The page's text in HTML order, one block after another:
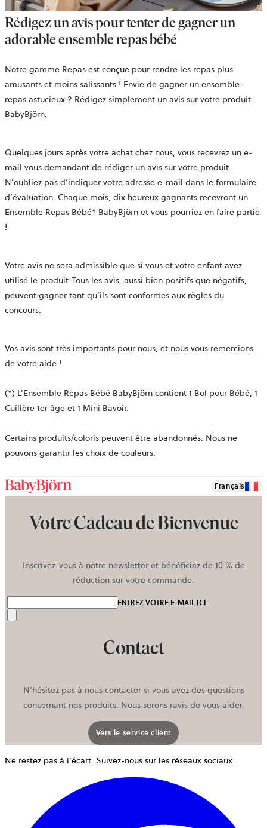
Rédigez un avis pour tenter de gagner un
adorable ensemble repas bébé
Notre gamme Repas est conçue pour rendre les repas plus
amusants et moins salissants ! Envie de gagner un ensemble
repas astucieux ? Rédigez simplement un avis sur votre produit
BabyBjörn.
Quelques jours après votre achat chez nous, vous recevrez un e-
mail vous demandant de rédiger un avis sur votre produit.
N’oubliez pas d’indiquer votre adresse e-mail dans le formulaire
d’évaluation. Chaque mois, dix heureux gagnants recevront un
Ensemble Repas Bébé* BabyBjörn et vous pourriez en faire partie
!
Votre avis ne sera admissible que si vous et votre enfant avez
utilisé le produit. Tous les avis, aussi bien positifs que négatifs,
peuvent gagner tant qu’ils sont conformes aux règles du
concours.
Vos avis sont très importants pour nous, et nous vous remercions
de votre aide !
(*) L’Ensemble Repas Bébé BabyBjörn contient 1 Bol pour Bébé, 1
Cuillère 1er âge et 1 Mini Bavoir.
Certains produits/coloris peuvent être abandonnés. Nous ne
pouvons garantir les choix de couleurs.
Français
Votre Cadeau de Bienvenue
Inscrivez-vous à notre newsletter et bénéficiez de 10 % de
réduction sur votre commande.
ENTREZ VOTRE E-MAIL ICI
Contact
N’hésitez pas à nous contacter si vous avez des questions
concernant nos produits. Nous serons ravis de vous aider.
Vers le service client
Ne restez pas à l’écart. Suivez-nous sur les réseaux sociaux.